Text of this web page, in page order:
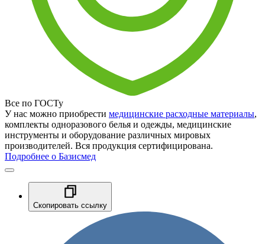
Все по ГОСТу
У нас можно приобрести медицинские расходные материалы,
комплекты одноразового белья и одежды, медицинские
инструменты и оборудование различных мировых
производителей. Вся продукция сертифицирована.
Подробнее о Базисмед
Скопировать ссылку